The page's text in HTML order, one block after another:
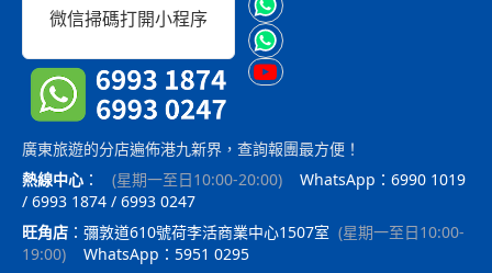
微信掃碼打開小程序
廣東旅遊的分店遍佈港九新界，查詢報團最方便！
熱線中心 ： (星期一至日10:00-20:00)
WhatsApp：6990 1019
/ 6993 1874 / 6993 0247
旺角店 ： 彌敦道610號荷李活商業中心1507室 (星期一至日10:00-
19:00)
WhatsApp：5951 0295